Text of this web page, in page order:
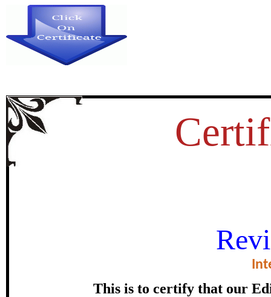
This is to certify that our
जनजाति में शासकीय स्वास्थ्य सेवाओं
समनापुर विकासखण्ड के
certificate of